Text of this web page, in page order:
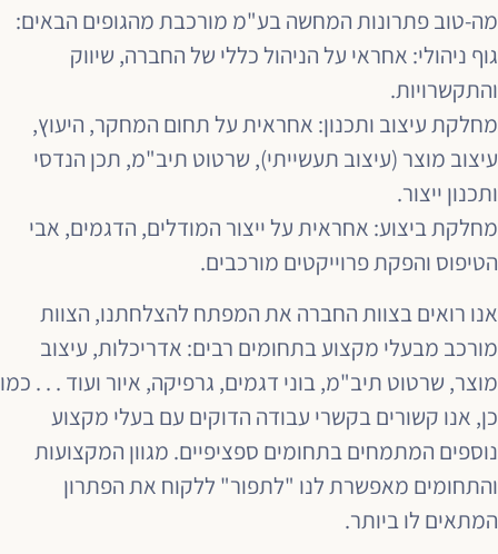
מה-טוב פתרונות המחשה בע"מ מורכבת מהגופים הבאים:
גוף ניהולי: אחראי על הניהול כללי של החברה, שיווק
והתקשרויות.
מחלקת עיצוב ותכנון: אחראית על תחום המחקר, היעוץ,
עיצוב מוצר (עיצוב תעשייתי), שרטוט תיב"מ, תכן הנדסי
ותכנון ייצור.
מחלקת ביצוע: אחראית על ייצור המודלים, הדגמים, אבי
הטיפוס והפקת פרוייקטים מורכבים.
אנו רואים בצוות החברה את המפתח להצלחתנו, הצוות
מורכב מבעלי מקצוע בתחומים רבים: אדריכלות, עיצוב
מוצר, שרטוט תיב"מ, בוני דגמים, גרפיקה, איור ועוד . . . כמו
כן, אנו קשורים בקשרי עבודה הדוקים עם בעלי מקצוע
נוספים המתמחים בתחומים ספציפיים. מגוון המקצועות
והתחומים מאפשרת לנו "לתפור" ללקוח את הפתרון
המתאים לו ביותר.